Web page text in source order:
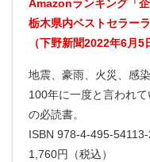
Amazonランキング「
栃木県内ベストセラー
（下野新聞2022年6月5
地震、豪雨、火災、
100年に一度と言われ
の必読書。
ISBN 978-4-495-
1,760円（税込）